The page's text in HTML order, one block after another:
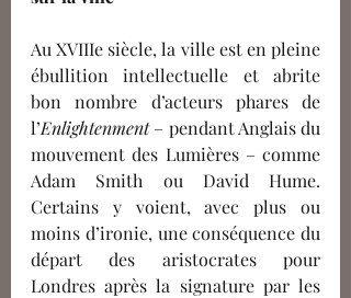
Au XVIIIe siècle, la ville est en pleine
ébullition intellectuelle et abrite
bon nombre d’acteurs phares de
l’Enlightenment – pendant Anglais du
mouvement des Lumières – comme
Adam Smith ou David Hume.
Certains y voient, avec plus ou
moins d’ironie, une conséquence du
départ des aristocrates pour
Londres après la signature par les